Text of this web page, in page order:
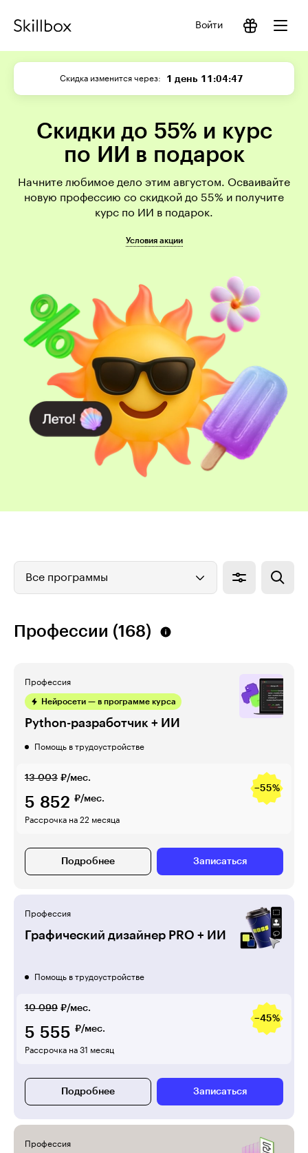
Войти
Скидка изменится через 1 день 11:04:47
Скидки до 55% и курс
по ИИ в подарок
Начните любимое дело этим августом. Осваивайте
новую профессию со скидкой до 55% и получите
курс по ИИ в подарок.
Условия акции
Все программы
Профессии (168)
Профессия
Нейросети — в программе курса
Python-разработчик + ИИ
Помощь в трудоустройстве
13 003 ₽/мес.
−55%
5 852 ₽/мес.
Рассрочка на 22 месяца
Подробнее Записаться
Профессия
Графический дизайнер PRO + ИИ
Помощь в трудоустройстве
10 099 ₽/мес.
−45%
5 555 ₽/мес.
Рассрочка на 31 месяц
Подробнее Записаться
Профессия